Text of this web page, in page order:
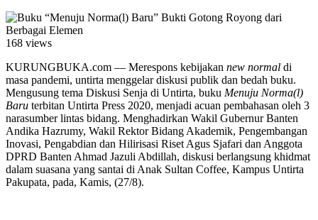
168 views
KURUNGBUKA.com — Merespons kebijakan new normal di
masa pandemi, untirta menggelar diskusi publik dan bedah buku.
Mengusung tema Diskusi Senja di Untirta, buku Menuju Norma(l)
Baru terbitan Untirta Press 2020, menjadi acuan pembahasan oleh 3
narasumber lintas bidang. Menghadirkan Wakil Gubernur Banten
Andika Hazrumy, Wakil Rektor Bidang Akademik, Pengembangan
Inovasi, Pengabdian dan Hilirisasi Riset Agus Sjafari dan Anggota
DPRD Banten Ahmad Jazuli Abdillah, diskusi berlangsung khidmat
dalam suasana yang santai di Anak Sultan Coffee, Kampus Untirta
Pakupata, pada, Kamis, (27/8).